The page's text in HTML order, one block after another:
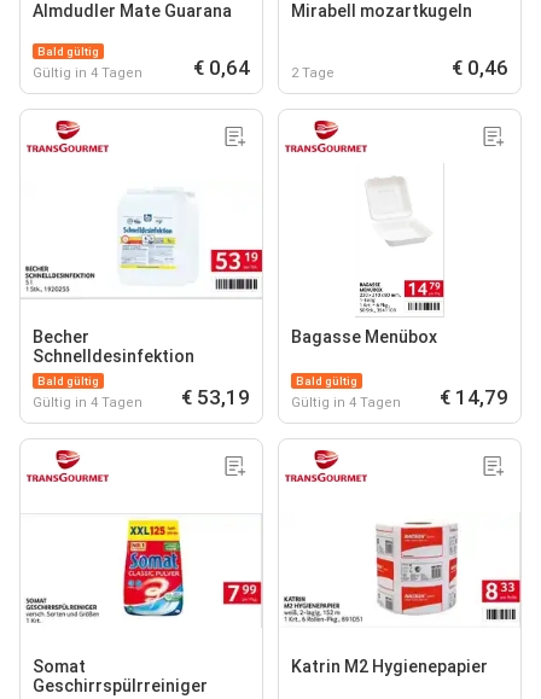
Almdudler Mate Guarana
Bald gültig
Gültig in 4 Tagen € 0,64
Mirabell mozartkugeln
2 Tage € 0,46
Becher
Schnelldesinfektion
Bald gültig
Gültig in 4 Tagen € 53,19
Bagasse Menübox
Bald gültig
Gültig in 4 Tagen € 14,79
Somat
Geschirrspülrreiniger
Katrin M2 Hygienepapier